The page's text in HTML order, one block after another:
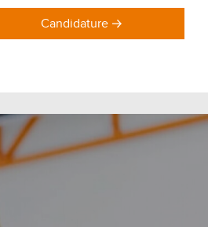
Candidature
DE FORMATION